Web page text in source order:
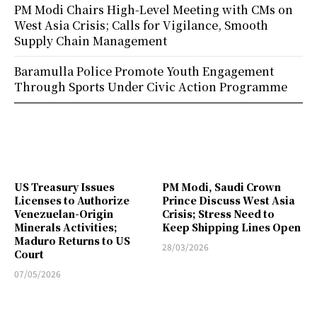
US Treasury Issues
Licenses to Authorize
Venezuelan-Origin
Minerals Activities;
Maduro Returns to US
Court
07/05/2026
PM Modi, Saudi Crown
Prince Discuss West Asia
Crisis; Stress Need to
Keep Shipping Lines Open
28/03/2026
PM Modi Chairs High-Level Meeting with CMs on
West Asia Crisis; Calls for Vigilance, Smooth
Supply Chain Management
Baramulla Police Promote Youth Engagement
Through Sports Under Civic Action Programme